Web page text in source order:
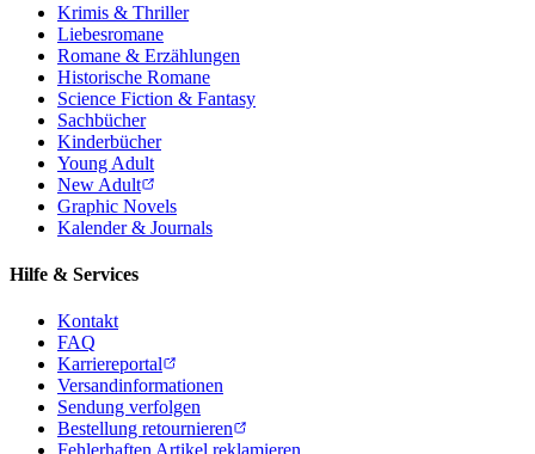
Krimis & Thriller
Liebesromane
Romane & Erzählungen
Historische Romane
Science Fiction & Fantasy
Sachbücher
Kinderbücher
Young Adult
New Adult
Graphic Novels
Kalender & Journals
Hilfe & Services
Kontakt
FAQ
Karriereportal
Versandinformationen
Sendung verfolgen
Bestellung retournieren